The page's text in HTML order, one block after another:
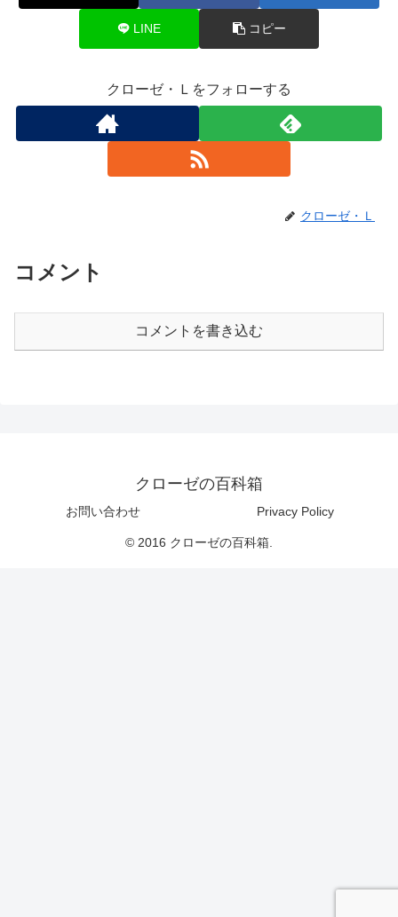
LINE コピー
クローゼ・Ｌをフォローする
クローゼ・Ｌ
コメント
コメントを書き込む
クローゼの百科箱
お問い合わせ Privacy Policy
© 2016 クローゼの百科箱.